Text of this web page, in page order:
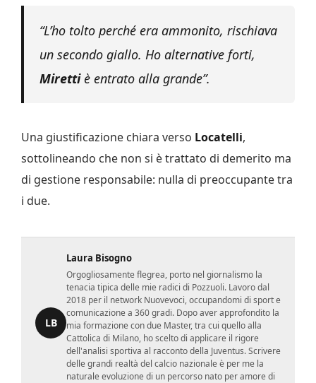
“L’ho tolto perché era ammonito, rischiava
un secondo giallo. Ho alternative forti,
Mirettiè entrato alla grande”.
Una giustificazione chiara verso Locatelli,
sottolineando che non si è trattato di demerito ma
di gestione responsabile: nulla di preoccupante tra
i due.
LB
Laura Bisogno
Orgogliosamente flegrea, porto nel giornalismo la
tenacia tipica delle mie radici di Pozzuoli. Lavoro dal
2018 per il network Nuovevoci, occupandomi di sport e
comunicazione a 360 gradi. Dopo aver approfondito la
mia formazione con due Master, tra cui quello alla
Cattolica di Milano, ho scelto di applicare il rigore
dell'analisi sportiva al racconto della Juventus. Scrivere
delle grandi realtà del calcio nazionale è per me la
naturale evoluzione di un percorso nato per amore di